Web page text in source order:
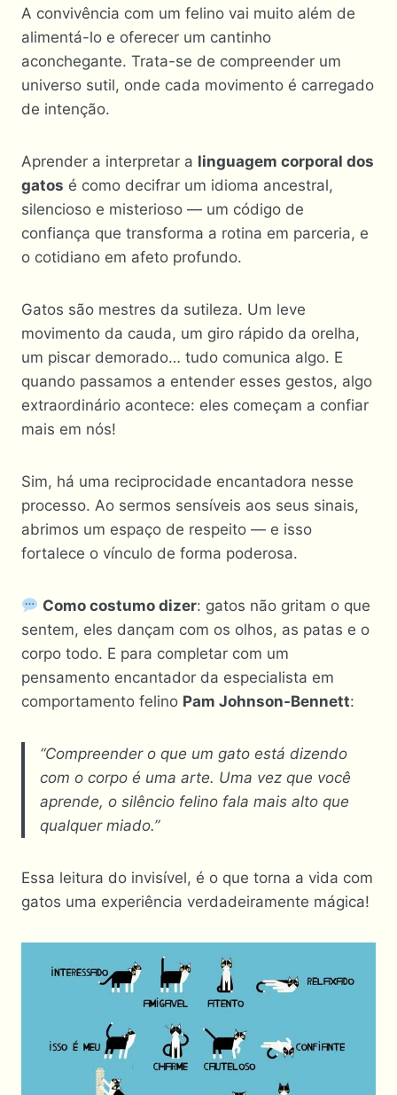
A convivência com um felino vai muito além de
alimentá-lo e oferecer um cantinho
aconchegante. Trata-se de compreender um
universo sutil, onde cada movimento é carregado
de intenção.
Aprender a interpretar a linguagem corporal dos
gatos é como decifrar um idioma ancestral,
silencioso e misterioso — um código de
confiança que transforma a rotina em parceria, e
o cotidiano em afeto profundo.
Gatos são mestres da sutileza. Um leve
movimento da cauda, um giro rápido da orelha,
um piscar demorado… tudo comunica algo. E
quando passamos a entender esses gestos, algo
extraordinário acontece: eles começam a confiar
mais em nós!
Sim, há uma reciprocidade encantadora nesse
processo. Ao sermos sensíveis aos seus sinais,
abrimos um espaço de respeito — e isso
fortalece o vínculo de forma poderosa.
Como costumo dizer: gatos não gritam o que
sentem, eles dançam com os olhos, as patas e o
corpo todo. E para completar com um
pensamento encantador da especialista em
comportamento felino Pam Johnson-Bennett:
“Compreender o que um gato está dizendo
com o corpo é uma arte. Uma vez que você
aprende, o silêncio felino fala mais alto que
qualquer miado.”
Essa leitura do invisível, é o que torna a vida com
gatos uma experiência verdadeiramente mágica!